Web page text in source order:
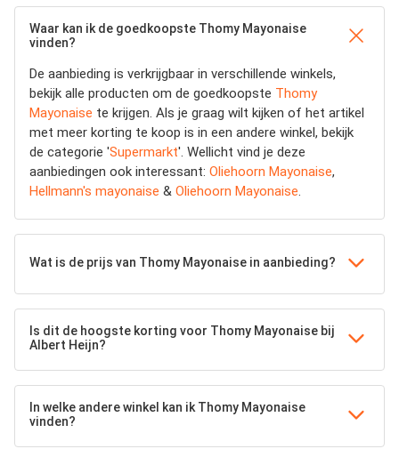
Waar kan ik de goedkoopste Thomy Mayonaise
vinden?
De aanbieding is verkrijgbaar in verschillende winkels,
bekijk alle producten om de goedkoopste Thomy
Mayonaise te krijgen. Als je graag wilt kijken of het artikel
met meer korting te koop is in een andere winkel, bekijk
de categorie 'Supermarkt'. Wellicht vind je deze
aanbiedingen ook interessant: Oliehoorn Mayonaise,
Hellmann's mayonaise & Oliehoorn Mayonaise.
Wat is de prijs van Thomy Mayonaise in aanbieding?
Is dit de hoogste korting voor Thomy Mayonaise bij
Albert Heijn?
In welke andere winkel kan ik Thomy Mayonaise
vinden?